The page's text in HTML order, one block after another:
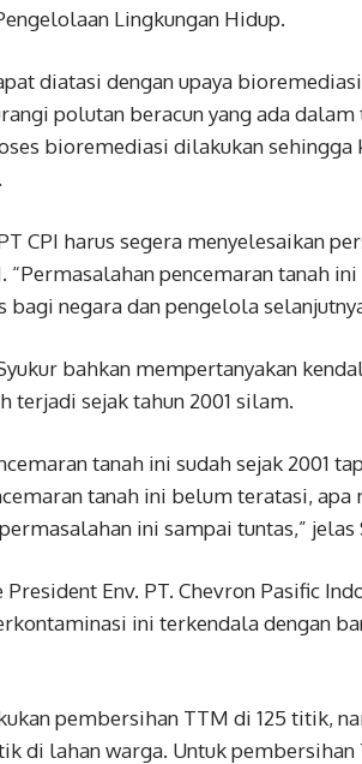
Lingkungan Hidup.
diatasi dengan upaya
polutan beracun yang ada dalam
bioremediasi dilakukan sehingga
CPI harus segera menyelesaikan
“Permasalahan pencemaran tanah
negara dan pengelola
bahkan mempertanyakan
terjadi sejak tahun 2001 silam.
tanah ini sudah sejak 2001
tanah ini belum teratasi,
ini sampai tuntas,” jelas
Env. PT. Chevron Pasific
ini terkendala dengan
pembersihan TTM di 125 titik,
di lahan warga. Untuk